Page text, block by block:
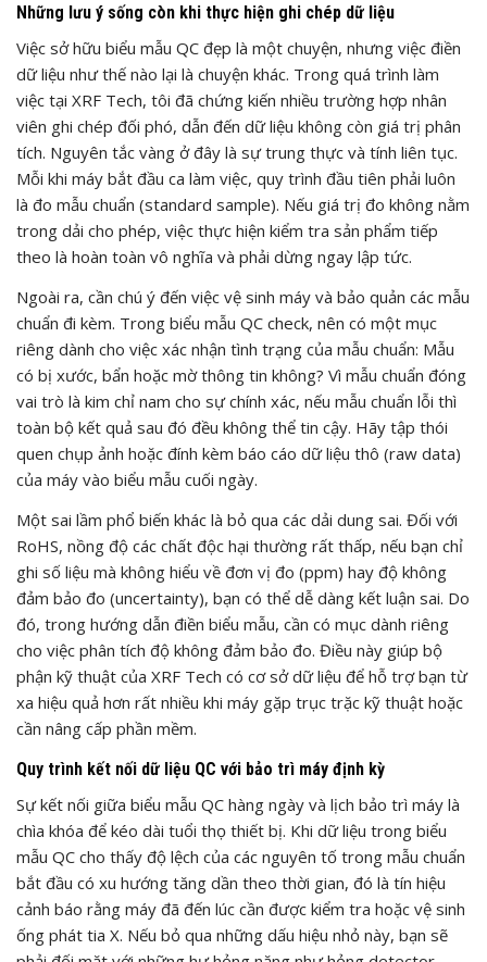
Những lưu ý sống còn khi thực hiện ghi chép dữ liệu
Việc sở hữu biểu mẫu QC đẹp là một chuyện, nhưng việc điền
dữ liệu như thế nào lại là chuyện khác. Trong quá trình làm
việc tại XRF Tech, tôi đã chứng kiến nhiều trường hợp nhân
viên ghi chép đối phó, dẫn đến dữ liệu không còn giá trị phân
tích. Nguyên tắc vàng ở đây là sự trung thực và tính liên tục.
Mỗi khi máy bắt đầu ca làm việc, quy trình đầu tiên phải luôn
là đo mẫu chuẩn (standard sample). Nếu giá trị đo không nằm
trong dải cho phép, việc thực hiện kiểm tra sản phẩm tiếp
theo là hoàn toàn vô nghĩa và phải dừng ngay lập tức.
Ngoài ra, cần chú ý đến việc vệ sinh máy và bảo quản các mẫu
chuẩn đi kèm. Trong biểu mẫu QC check, nên có một mục
riêng dành cho việc xác nhận tình trạng của mẫu chuẩn: Mẫu
có bị xước, bẩn hoặc mờ thông tin không? Vì mẫu chuẩn đóng
vai trò là kim chỉ nam cho sự chính xác, nếu mẫu chuẩn lỗi thì
toàn bộ kết quả sau đó đều không thể tin cậy. Hãy tập thói
quen chụp ảnh hoặc đính kèm báo cáo dữ liệu thô (raw data)
của máy vào biểu mẫu cuối ngày.
Một sai lầm phổ biến khác là bỏ qua các dải dung sai. Đối với
RoHS, nồng độ các chất độc hại thường rất thấp, nếu bạn chỉ
ghi số liệu mà không hiểu về đơn vị đo (ppm) hay độ không
đảm bảo đo (uncertainty), bạn có thể dễ dàng kết luận sai. Do
đó, trong hướng dẫn điền biểu mẫu, cần có mục dành riêng
cho việc phân tích độ không đảm bảo đo. Điều này giúp bộ
phận kỹ thuật của XRF Tech có cơ sở dữ liệu để hỗ trợ bạn từ
xa hiệu quả hơn rất nhiều khi máy gặp trục trặc kỹ thuật hoặc
cần nâng cấp phần mềm.
Quy trình kết nối dữ liệu QC với bảo trì máy định kỳ
Sự kết nối giữa biểu mẫu QC hàng ngày và lịch bảo trì máy là
chìa khóa để kéo dài tuổi thọ thiết bị. Khi dữ liệu trong biểu
mẫu QC cho thấy độ lệch của các nguyên tố trong mẫu chuẩn
bắt đầu có xu hướng tăng dần theo thời gian, đó là tín hiệu
cảnh báo rằng máy đã đến lúc cần được kiểm tra hoặc vệ sinh
ống phát tia X. Nếu bỏ qua những dấu hiệu nhỏ này, bạn sẽ